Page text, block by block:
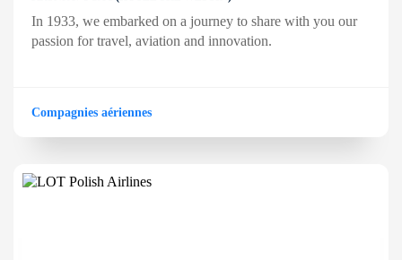
In 1933, we embarked on a journey to share with you our
passion for travel, aviation and innovation.
Compagnies aériennes